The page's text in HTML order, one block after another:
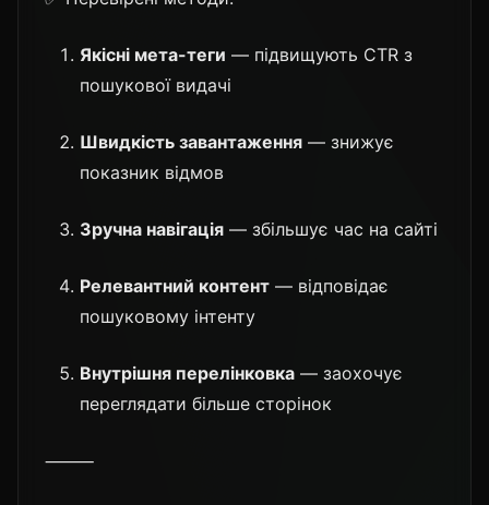
Якісні мета-теги — підвищують CTR з
пошукової видачі
Швидкість завантаження — знижує
показник відмов
Зручна навігація — збільшує час на сайті
Релевантний контент — відповідає
пошуковому інтенту
Внутрішня перелінковка — заохочує
переглядати більше сторінок
⸻